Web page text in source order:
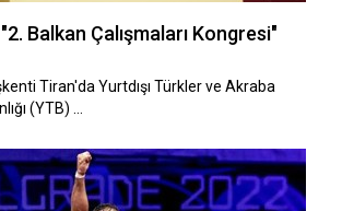
Balkan Çalışmaları Kongresi"
Tiran'da Yurtdışı Türkler ve Akraba
(YTB) …